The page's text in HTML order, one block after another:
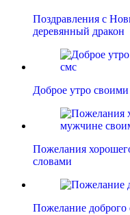
Поздравления с
деревянный дракон
Доброе утро
Пожелания
словами
Пожелание доброго